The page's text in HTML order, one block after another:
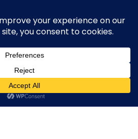
bike of l1stylish and
20170520_232950705_iOS
0 Comments